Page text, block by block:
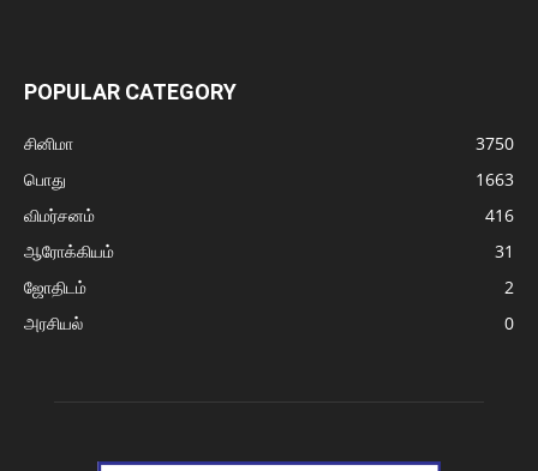
POPULAR CATEGORY
சினிமா
3750
பொது
1663
விமர்சனம்
416
ஆரோக்கியம்
31
ஜோதிடம்
2
அரசியல்
0